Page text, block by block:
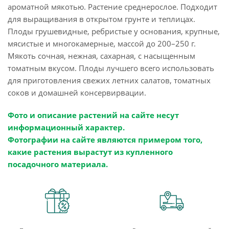
ароматной мякотью. Растение среднерослое. Подходит
для выращивания в открытом грунте и теплицах.
Плоды грушевидные, ребристые у основания, крупные,
мясистые и многокамерные, массой до 200–250 г.
Мякоть сочная, нежная, сахарная, с насыщенным
томатным вкусом. Плоды лучшего всего использовать
для приготовления свежих летних салатов, томатных
соков и домашней консервирвации.
Фото и описание растений на сайте несут
информационный характер.
Фотографии на сайте являются примером того,
какие растения вырастут из купленного
посадочного материала.